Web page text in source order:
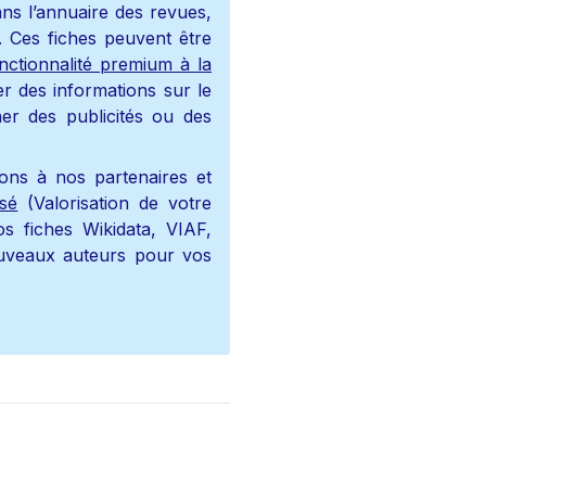
l’annuaire des revues,
premium à la
des informations sur le
des publicités ou des
à nos partenaires et
(Valorisation de votre
fiches Wikidata, VIAF,
auteurs pour vos